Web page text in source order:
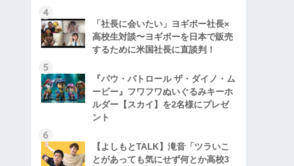
「社長に会いたい」ヨギボー社長×
高校生対談〜ヨギボーを日本で販売
するために米国社長に直談判！
『パウ・パトロール ザ・ダイノ・ム
ービー』フワフワぬいぐるみキーホ
ルダー【スカイ】を2名様にプレゼ
ント
【よしもとTALK】滝音「ツラいこ
とがあっても気にせず何とか高校3